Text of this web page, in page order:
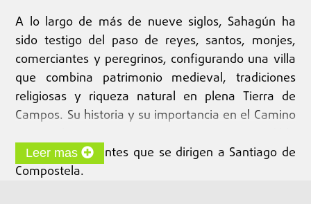
A lo largo de más de nueve siglos, Sahagún ha
sido testigo del paso de reyes, santos, monjes,
comerciantes y peregrinos, configurando una villa
que combina patrimonio medieval, tradiciones
religiosas y riqueza natural en plena Tierra de
Campos. Su historia y su importancia en el Camino
para los caminantes que se dirigen a Santiago de
Compostela.
Leer mas